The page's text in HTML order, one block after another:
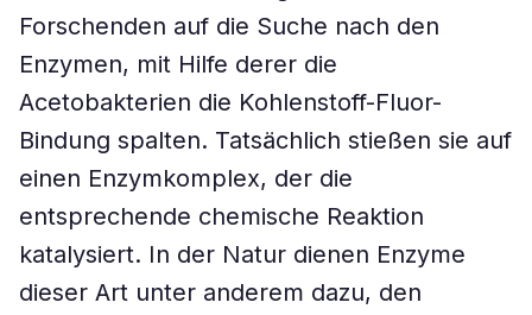
Forschenden auf die Suche nach den
Enzymen, mit Hilfe derer die
Acetobakterien die Kohlenstoff-Fluor-
Bindung spalten. Tatsächlich stießen sie auf
einen Enzymkomplex, der die
entsprechende chemische Reaktion
katalysiert. In der Natur dienen Enzyme
dieser Art unter anderem dazu, den